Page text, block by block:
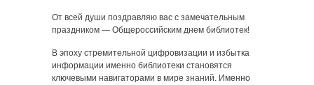
От всей души поздравляю вас с замечательным
праздником — Общероссийским днем библиотек!
В эпоху стремительной цифровизации и избытка
информации именно библиотеки становятся
ключевыми навигаторами в мире знаний. Именно